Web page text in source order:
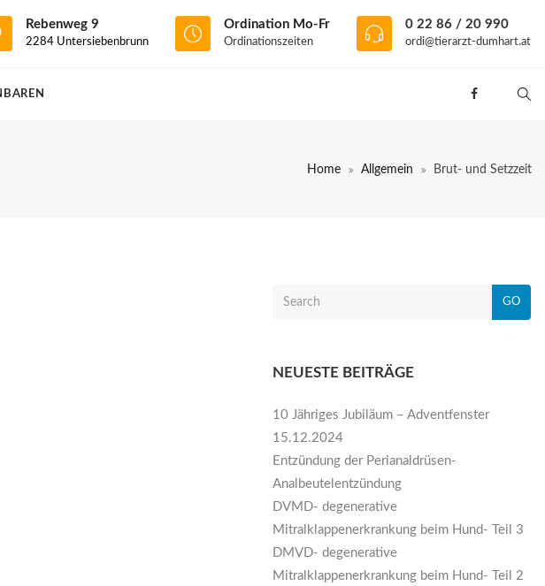
Rebenweg 9
2284 Untersiebenbrunn
Ordination Mo-Fr
Ordinationszeiten
0 22 86 / 20 990
ordi@tierarzt-dumhart.at
Home Allgemein Brut- und Setzzeit
GO
NEUESTE BEITRÄGE
10 Jähriges Jubiläum – Adventfenster
15.12.2024
Entzündung der Perianaldrüsen-
Analbeutelentzündung
DVMD- degenerative
Mitralklappenerkrankung beim Hund- Teil 3
DMVD- degenerative
Mitralklappenerkrankung beim Hund- Teil 2